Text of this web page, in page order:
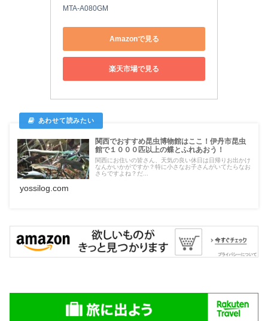
MTA-A080GM
Amazonで見る
楽天市場で見る
関西でおすすめ昆虫博物館はここ！伊丹市昆虫
館で１０００匹以上の蝶とふれあおう！
関西にお住いの皆さん、天気の良い休日は日帰りお出かけ
なんかいかがですか？特に小さなお子さんがいてたらなお
さらですよね？だ...
yossilog.com